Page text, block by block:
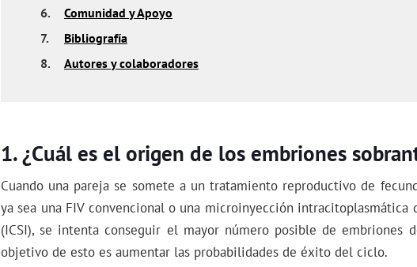
6.
Comunidad y Apoyo
7.
Bibliografía
8.
Autores y colaboradores
¿Cuál es el origen de los embriones
Cuando una pareja se somete a un tratamiento reproductivo de
ya sea una FIV convencional o una microinyección intracitoplasmática
(ICSI), se intenta conseguir el mayor número posible de embriones
objetivo de esto es aumentar las probabilidades de éxito del ciclo.